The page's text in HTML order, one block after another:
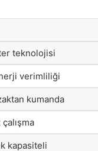
teknolojisi
verimliliği
kumanda
kapasiteli